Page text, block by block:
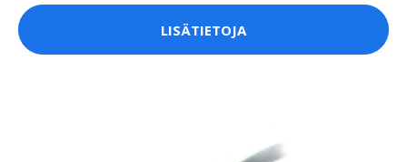
LISÄTIETOJA